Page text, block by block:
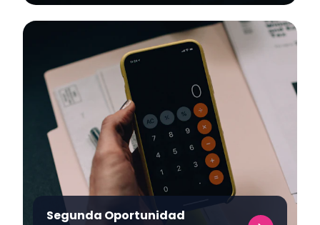
Segunda Oportunidad